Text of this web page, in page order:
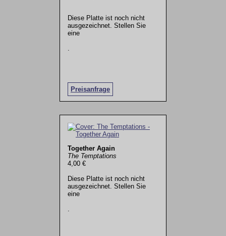
Diese Platte ist noch nicht
ausgezeichnet. Stellen Sie
eine
Preisanfrage
.
Together Again
The Temptations
4,00 €
Diese Platte ist noch nicht
ausgezeichnet. Stellen Sie
eine